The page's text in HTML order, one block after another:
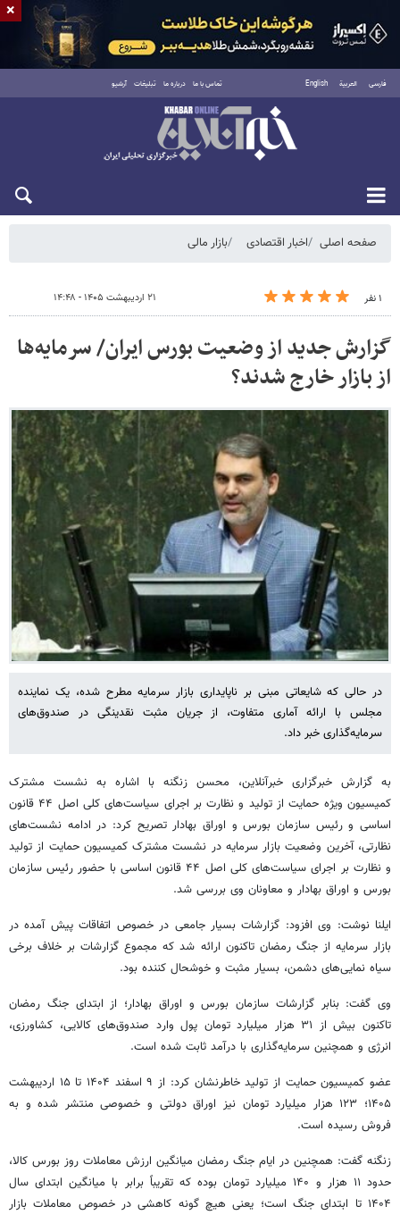
فارسی العربية English تماس با ما درباره ما تبلیغات آرشیو
شنبه ۱۷ مرداد ۱۴۰۵
صفحه اصلی اخبار اقتصادی بازار مالی
۱ نفر ۲۱ اردیبهشت ۱۴۰۵ - ۱۴:۴۸
گزارش جدید از وضعیت بورس ایران/ سرمایه‌ها
از بازار خارج شدند؟
در حالی که شایعاتی مبنی بر ناپایداری بازار سرمایه مطرح شده، یک نماینده
مجلس با ارائه آماری متفاوت، از جریان مثبت نقدینگی در صندوق‌های
سرمایه‌گذاری خبر داد.
به گزارش خبرگزاری خبرآنلاین، محسن زنگنه با اشاره به نشست مشترک
کمیسیون ویژه حمایت از تولید و نظارت بر اجرای سیاست‌های کلی اصل ۴۴ قانون
اساسی و رئیس سازمان بورس و اوراق بهادار تصریح کرد: در ادامه نشست‌های
نظارتی، آخرین وضعیت بازار سرمایه در نشست مشترک کمیسیون حمایت از تولید
و نظارت بر اجرای سیاست‌های کلی اصل ۴۴ قانون اساسی با حضور رئیس سازمان
بورس و اوراق بهادار و معاونان وی بررسی شد.
ایلنا نوشت: وی افزود: گزارشات بسیار جامعی در خصوص اتفاقات پیش آمده در
بازار سرمایه از جنگ رمضان تاکنون ارائه شد که مجموع گزارشات بر خلاف برخی
سیاه نمایی‌های دشمن، بسیار مثبت و خوشحال کننده بود.
وی گفت: بنابر گزارشات سازمان بورس و اوراق بهادار؛ از ابتدای جنگ رمضان
تاکنون بیش از ۳۱ هزار میلیارد تومان پول وارد صندوق‌های کالایی، کشاورزی،
انرژی و همچنین سرمایه‌گذاری با درآمد ثابت شده است.
عضو کمیسیون حمایت از تولید خاطرنشان کرد: از ۹ اسفند ۱۴۰۴ تا ۱۵ اردیبهشت
۱۴۰۵؛ ۱۲۳ هزار میلیارد تومان نیز اوراق دولتی و خصوصی منتشر شده و به
فروش رسیده است.
زنگنه گفت: همچنین در ایام جنگ رمضان میانگین ارزش معاملات روز بورس کالا،
حدود ۱۱ هزار و ۱۴۰ میلیارد تومان بوده که تقریباً برابر با میانگین ابتدای سال
۱۴۰۴ تا ابتدای جنگ است؛ یعنی هیچ گونه کاهشی در خصوص معاملات بازار
×